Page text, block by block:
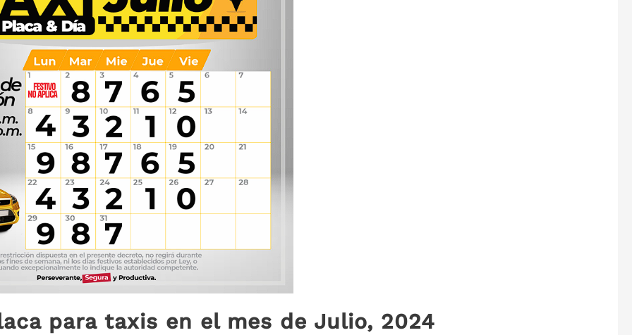
para taxis en el mes de Julio, 2024